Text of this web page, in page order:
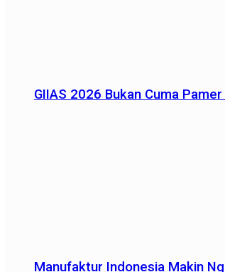
GIIAS 2026 Bukan Cuma
Manufaktur Indonesia Makin